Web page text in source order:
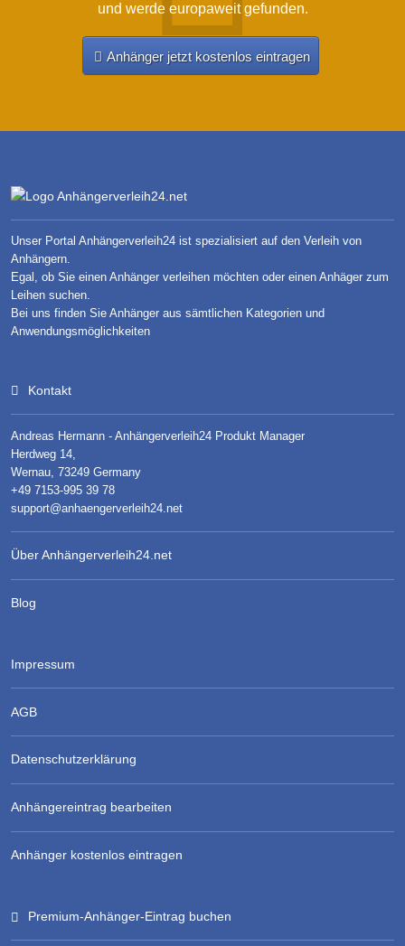
und werde europaweit gefunden.
Anhänger jetzt kostenlos eintragen
Unser Portal Anhängerverleih24 ist spezialisiert auf den Verleih von
Anhängern.
Egal, ob Sie einen Anhänger verleihen möchten oder einen Anhäger zum
Leihen suchen.
Bei uns finden Sie Anhänger aus sämtlichen Kategorien und
Anwendungsmöglichkeiten
Kontakt
Andreas Hermann - Anhängerverleih24 Produkt Manager
Herdweg 14,
Wernau, 73249 Germany
+49 7153-995 39 78
support@anhaengerverleih24.net
Über Anhängerverleih24.net
Blog
Impressum
AGB
Datenschutzerklärung
Anhängereintrag bearbeiten
Anhänger kostenlos eintragen
Premium-Anhänger-Eintrag buchen